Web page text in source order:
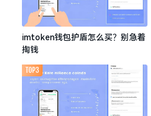
imtoken钱包护盾怎么买？别急着
掏钱
TOP3